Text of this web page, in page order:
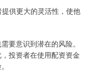
供更大的灵活性，使他
要意识到潜在的风险。
投资者在使用配资资金